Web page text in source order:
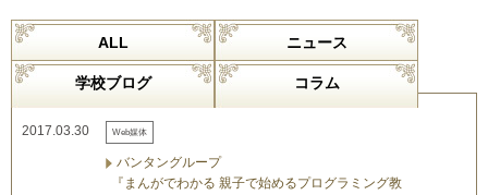
ALL ニュース
学校ブログ コラム
2017.03.30 Web媒体
バンタングループ
『まんがでわかる 親子で始めるプログラミング教